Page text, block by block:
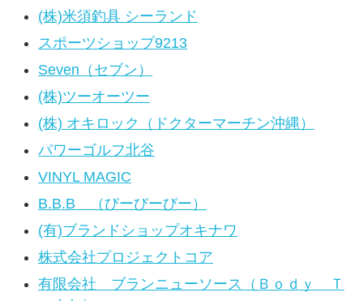
(株)米須釣具 シーランド
スポーツショップ9213
Seven（セブン）
(株)ツーオーツー
(株) オキロック（ドクターマーチン沖縄）
パワーゴルフ北谷
VINYL MAGIC
B.B.B （びーびーびー）
(有)ブランドショップオキナワ
株式会社プロジェクトコア
有限会社 ブランニューソース（Ｂｏｄｙ Ｔ